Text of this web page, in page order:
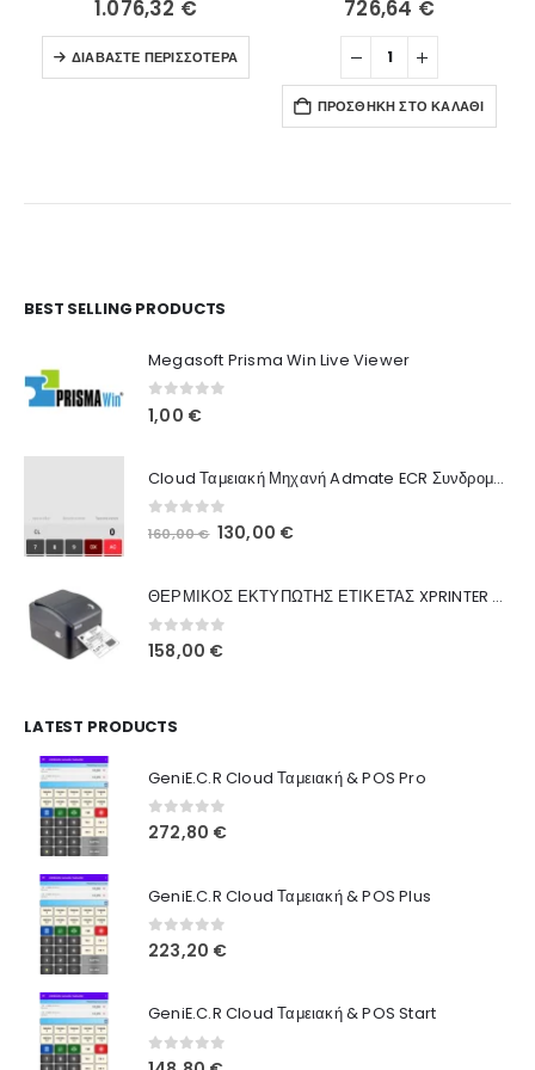
1.076,32 €
ΔΙΑΒΆΣΤΕ ΠΕΡΙΣΣΌΤΕΡΑ
726,64 €
ΠΡΟΣΘΉΚΗ ΣΤΟ ΚΑΛΆΘΙ
BEST SELLING PRODUCTS
Megasoft Prisma Win Live Viewer
0 out of 5
1,00 €
Cloud Ταμειακή Μηχανή Admate ECR Συνδρομή 12 μηνών
out of 5
160,00€ Original
160,00 €.
130,00 €Η
είναι:
ΘΕΡΜΙΚΟΣ ΕΚΤΥΠΩΤΗΣ ΕΤΙΚΕΤΑΣ XPRINTER XP-420B
0out of 5
158,00 €
LATEST PRODUCTS
GeniE.C.R Cloud Ταμειακή & POS Pro
0out of 5
272,80 €
GeniE.C.R Cloud Ταμειακή & POS Plus
0out of 5
223,20 €
GeniE.C.R Cloud Ταμειακή & POS Start
0out of 5
Ο Λογαριασμός μου
Στοιχεία λογαριασμού
Παραγγελίες
Πληροφορίες Καταστήματος
Ποιοι Είμαστε
Γιατί Εμάς
Blog
Όροι Χρήσης
Τρόποι Αγοράς
Τρόποι Πληρωμής
Τρόποι Αποστολής
Ασφάλεια Πληρωμών